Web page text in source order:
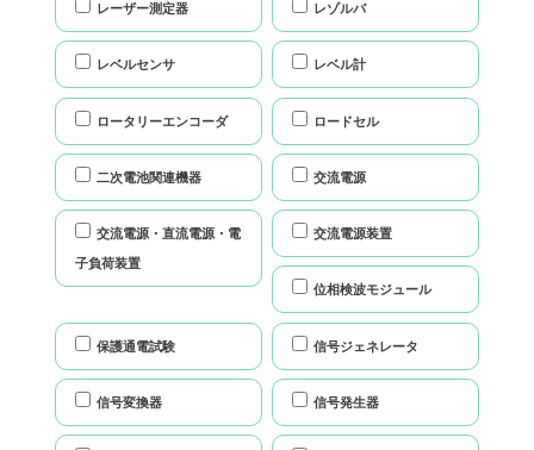
レーザー測定器 レゾルバ
レベルセンサ レベル計
ロータリーエンコーダ ロードセル
二次電池関連機器 交流電源
交流電源・直流電源・電
子負荷装置
交流電源装置
位相検波モジュール
保護通電試験 信号ジェネレータ
信号変換器 信号発生器